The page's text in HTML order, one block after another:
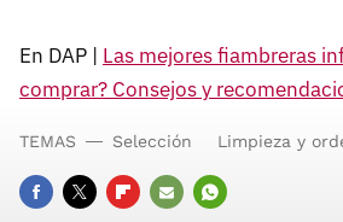
En DAP | Las mejores fiambreras
comprar? Consejos y
TEMAS Selección Limpieza y